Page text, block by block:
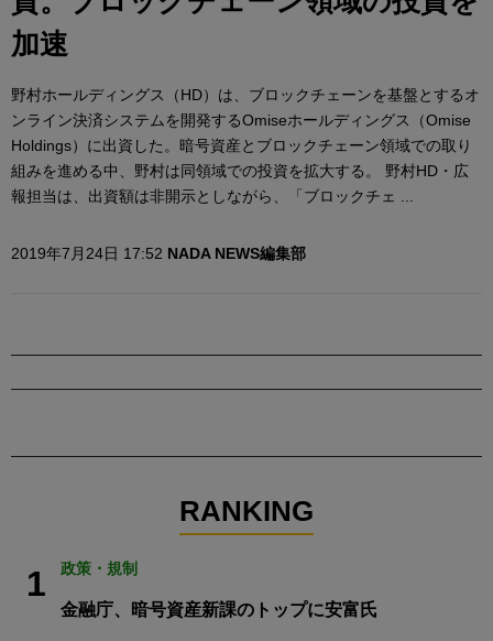
加速
野村ホールディングス（HD）は、ブロックチェーンを基盤とするオ
ンライン決済システムを開発するOmiseホールディングス（Omise
Holdings）に出資した。暗号資産とブロックチェーン領域での取り
組みを進める中、野村は同領域での投資を拡大する。 野村HD・広
報担当は、出資額は非開示としながら、「ブロックチェ ...
2019年7月24日 17:52 NADA NEWS編集部
RANKING
1 政策・規制
金融庁、暗号資産新課のトップに安富氏